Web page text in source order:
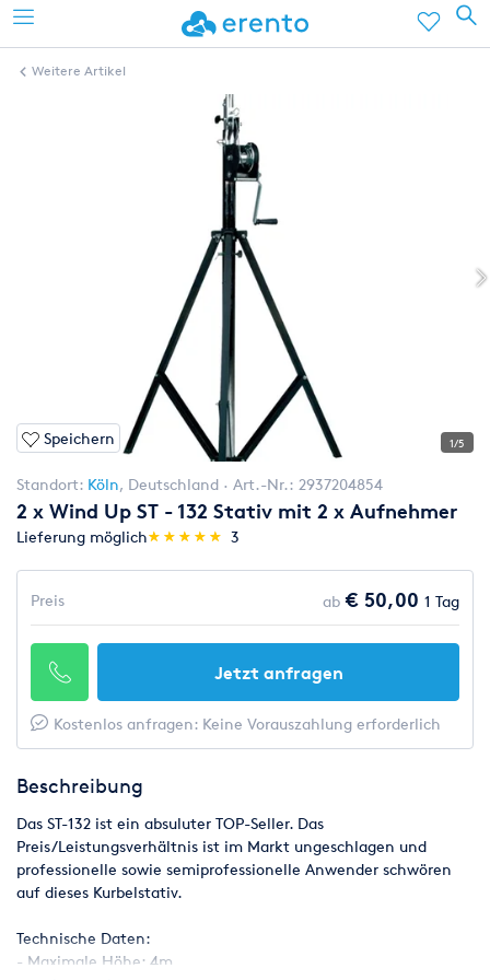
Weitere Artikel
Speichern 1/5
Standort: Köln, Deutschland Art.-Nr.: 2937204854
2 x Wind Up ST - 132 Stativ mit 2 x Aufnehmer
Lieferung möglich(*)
★
★
(*)★
★
(*) ★
★
(*) ★
★
(*) ★
★ 3
Preis ab € 50,00 1 Tag
Jetzt anfragen
Kostenlos anfragen: Keine Vorauszahlung erforderlich
Beschreibung
Das ST-132 ist ein absuluter TOP-Seller. Das
Preis/Leistungsverhältnis ist im Markt ungeschlagen und
professionelle sowie semiprofessionelle Anwender schwören
auf dieses Kurbelstativ.
Technische Daten:
- Maximale Höhe: 4m